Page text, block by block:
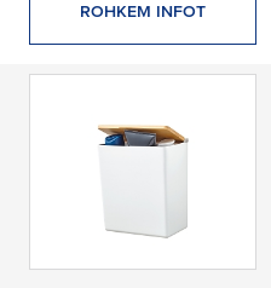
ROHKEM INFOT